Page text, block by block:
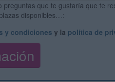
preguntas que te gustaría que te
disponibles…:
y condiciones y la política de